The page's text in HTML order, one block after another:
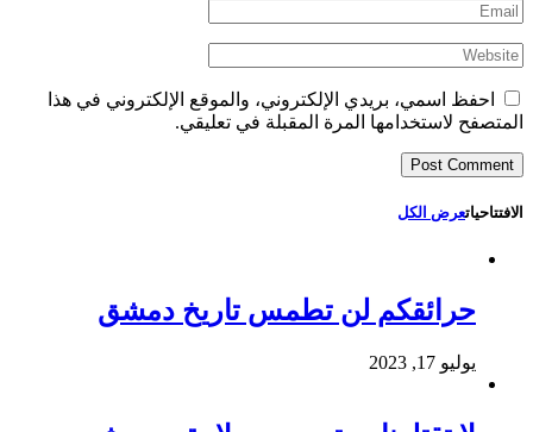
احفظ اسمي، بريدي الإلكتروني، والموقع الإلكتروني في هذا
المتصفح لاستخدامها المرة المقبلة في تعليقي.
الافتتاحياتعرض الكل
حرائقكم لن تطمس تاريخ دمشق
يوليو 17, 2023